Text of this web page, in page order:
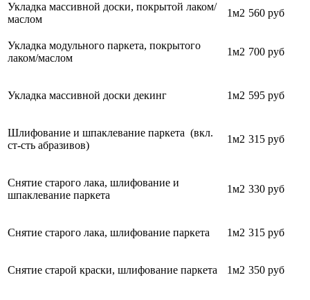
Укладка массивной доски, покрытой лаком/
маслом
1м2 560 руб
Укладка модульного паркета, покрытого
лаком/маслом
1м2 700 руб
Укладка массивной доски декинг 1м2 595 руб
Шлифование и шпаклевание паркета (вкл.
ст-сть абразивов)
1м2 315 руб
Снятие старого лака, шлифование и
шпаклевание паркета
1м2 330 руб
Снятие старого лака, шлифование паркета 1м2 315 руб
Снятие старой краски, шлифование паркета 1м2 350 руб